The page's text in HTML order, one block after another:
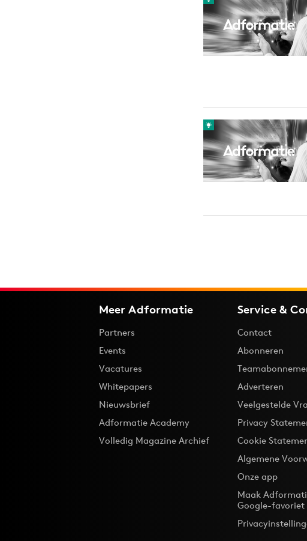
Meer Adformatie
Partners
Events
Vacatures
Whitepapers
Nieuwsbrief
Adformatie Academy
Volledig Magazine Archief
Service &
Contact
Abonneren
Adverteren
Veelgestelde
Privacy
Cookie
Algemene
Onze app
Maak
Google-favoriet